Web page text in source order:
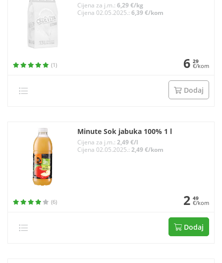
Cijena za j.m.: 6,29 €/kg
Cijena 02.05.2025.: 6,39 €/kom
(1) 6 29
€/kom
Dodaj
Minute Sok jabuka 100% 1 l
Cijena za j.m.: 2,49 €/l
Cijena 02.05.2025.: 2,49 €/kom
(6) 2 49
€/kom
Dodaj